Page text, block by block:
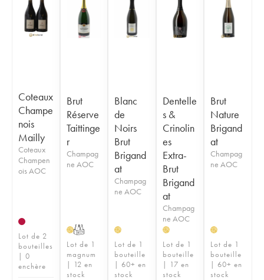
Coteaux
Champe
nois
Mailly
Coteaux
Champen
ois AOC
Lot de 2
bouteilles
| 0
enchère
Brut
Réserve
Taittinge
r
Champag
ne AOC
HT
Lot de 1
magnum
| 12 en
stock
Blanc
de
Noirs
Brut
Brigand
at
Champag
ne AOC
H
Lot de 1
bouteille
| 60+ en
stock
Dentelle
s &
Crinolin
es
Extra-
Brut
Brigand
at
Champag
ne AOC
H
Lot de 1
bouteille
| 17 en
stock
Brut
Nature
Brigand
at
Champag
ne AOC
H
Lot de 1
bouteille
| 60+ en
stock